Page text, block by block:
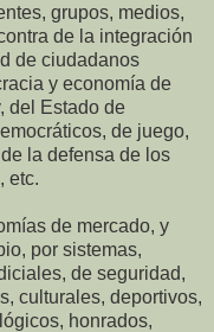
grupos, medios,
de la integración
de ciudadanos
y economía de
del Estado de
de juego,
la defensa de los
etc.
de mercado, y
por sistemas,
de seguridad,
culturales, deportivos,
honrados,